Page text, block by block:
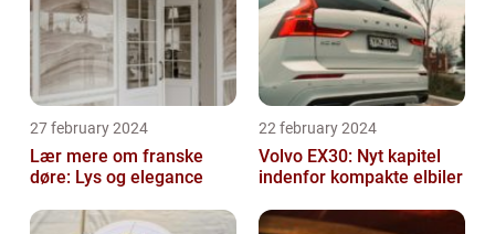
27 february 2024
Lær mere om franske
døre: Lys og elegance
22 february 2024
Volvo EX30: Nyt kapitel
indenfor kompakte elbiler